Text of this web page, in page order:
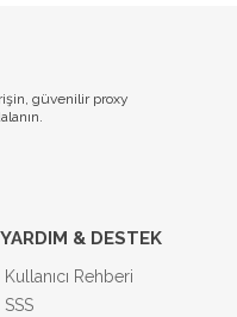
güvenilir proxy
YARDIM & DESTEK
Kullanıcı Rehberi
SSS